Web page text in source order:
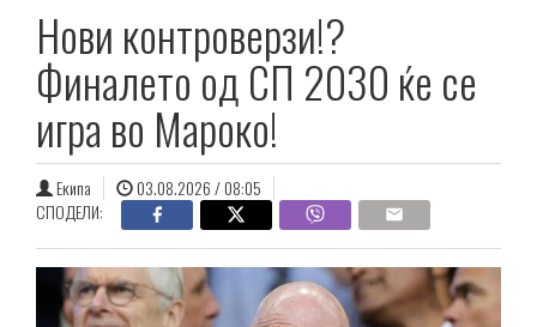
Нови контроверзи!?
Финалето од СП 2030 ќе се
игра во Мароко!
Екипа
03.08.2026 / 08:05
СПОДЕЛИ: